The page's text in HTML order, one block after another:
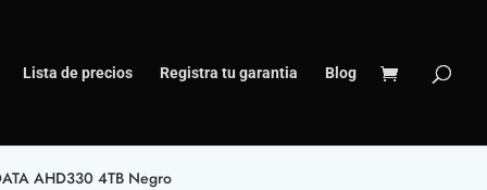
Lista de precios Registra tu garantia Blog
AHD330 4TB Negro